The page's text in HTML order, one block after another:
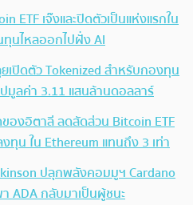
ETF เจ๊งและปิดตัวเป็นแห่งแรกใน
ทุนไหลออกไปฝั่ง AI
เปิดตัว Tokenized สำหรับกองทุน
มูลค่า 3.11 แสนล้านดอลลาร์
องอิตาลี ลดสัดส่วน Bitcoin ETF
ทุน ใน Ethereum แทนถึง 3 เท่า
ปลุกพลังคอมมูฯ Cardano
ADA กลับมาเป็นผู้ชนะ